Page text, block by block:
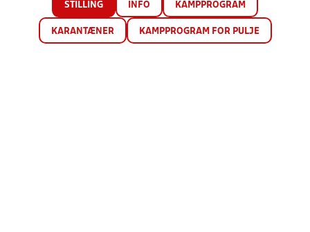
STILLING INFO KAMPPROGRAM
KARANTÆNER KAMPPROGRAM FOR PULJE